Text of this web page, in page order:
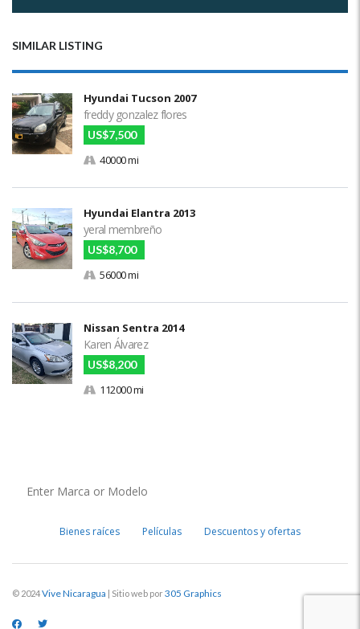
SIMILAR LISTING
Hyundai Tucson 2007
freddy gonzalez flores
US$7,500
40000 mi
Hyundai Elantra 2013
yeral membreño
US$8,700
56000 mi
Nissan Sentra 2014
Karen Álvarez
US$8,200
112000 mi
Bienes raíces Películas Descuentos y ofertas
© 2024Vive Nicaragua | Sitio web por 305 Graphics